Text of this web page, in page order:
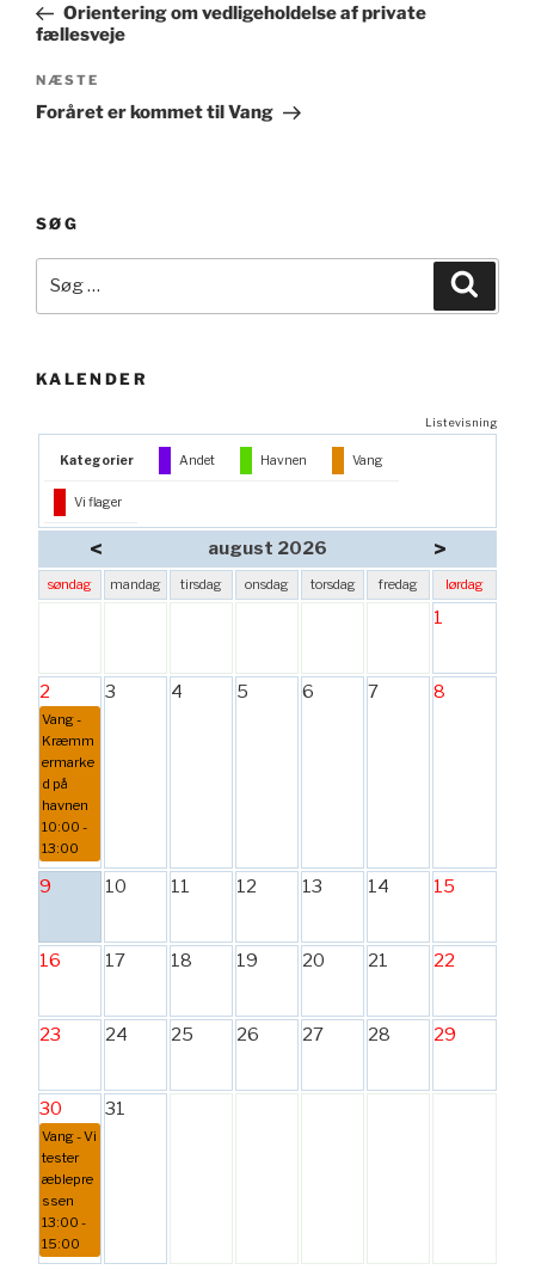
Orientering om vedligeholdelse af private
fællesveje
Næste
indlæg
NÆSTE
Foråret er kommet til Vang
SØG
efter:
KALENDER
Listevisning
Kategorier Andet Havnen Vang
Vi flager
< august 2026 >
søndag mandag tirsdag onsdag torsdag fredag lørdag
1
2
Vang -
Kræmm
ermarke
d på
havnen
10:00 -
13:00
3 4 5 6 7 8
9 10 11 12 13 14 15
16 17 18 19 20 21 22
23 24 25 26 27 28 29
30
Vang - Vi
tester
æblepre
ssen
13:00 -
15:00
31